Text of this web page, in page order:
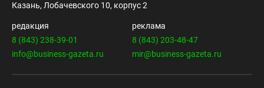
Казань, Лобачевского 10, корпус 2
редакция
8 (843) 238-39-01
info@business-gazeta.ru
реклама
8 (843) 203-48-47
mir@business-gazeta.ru